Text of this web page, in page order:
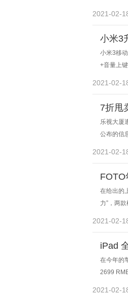
2021-02-
小米3
小米3移
+音量上键
2021-02-
7折甩
乐视大厦
公布的信
2021-02-
在给出的
力”，两
2021-02-
iPad
在今年的
2699
2021-02-